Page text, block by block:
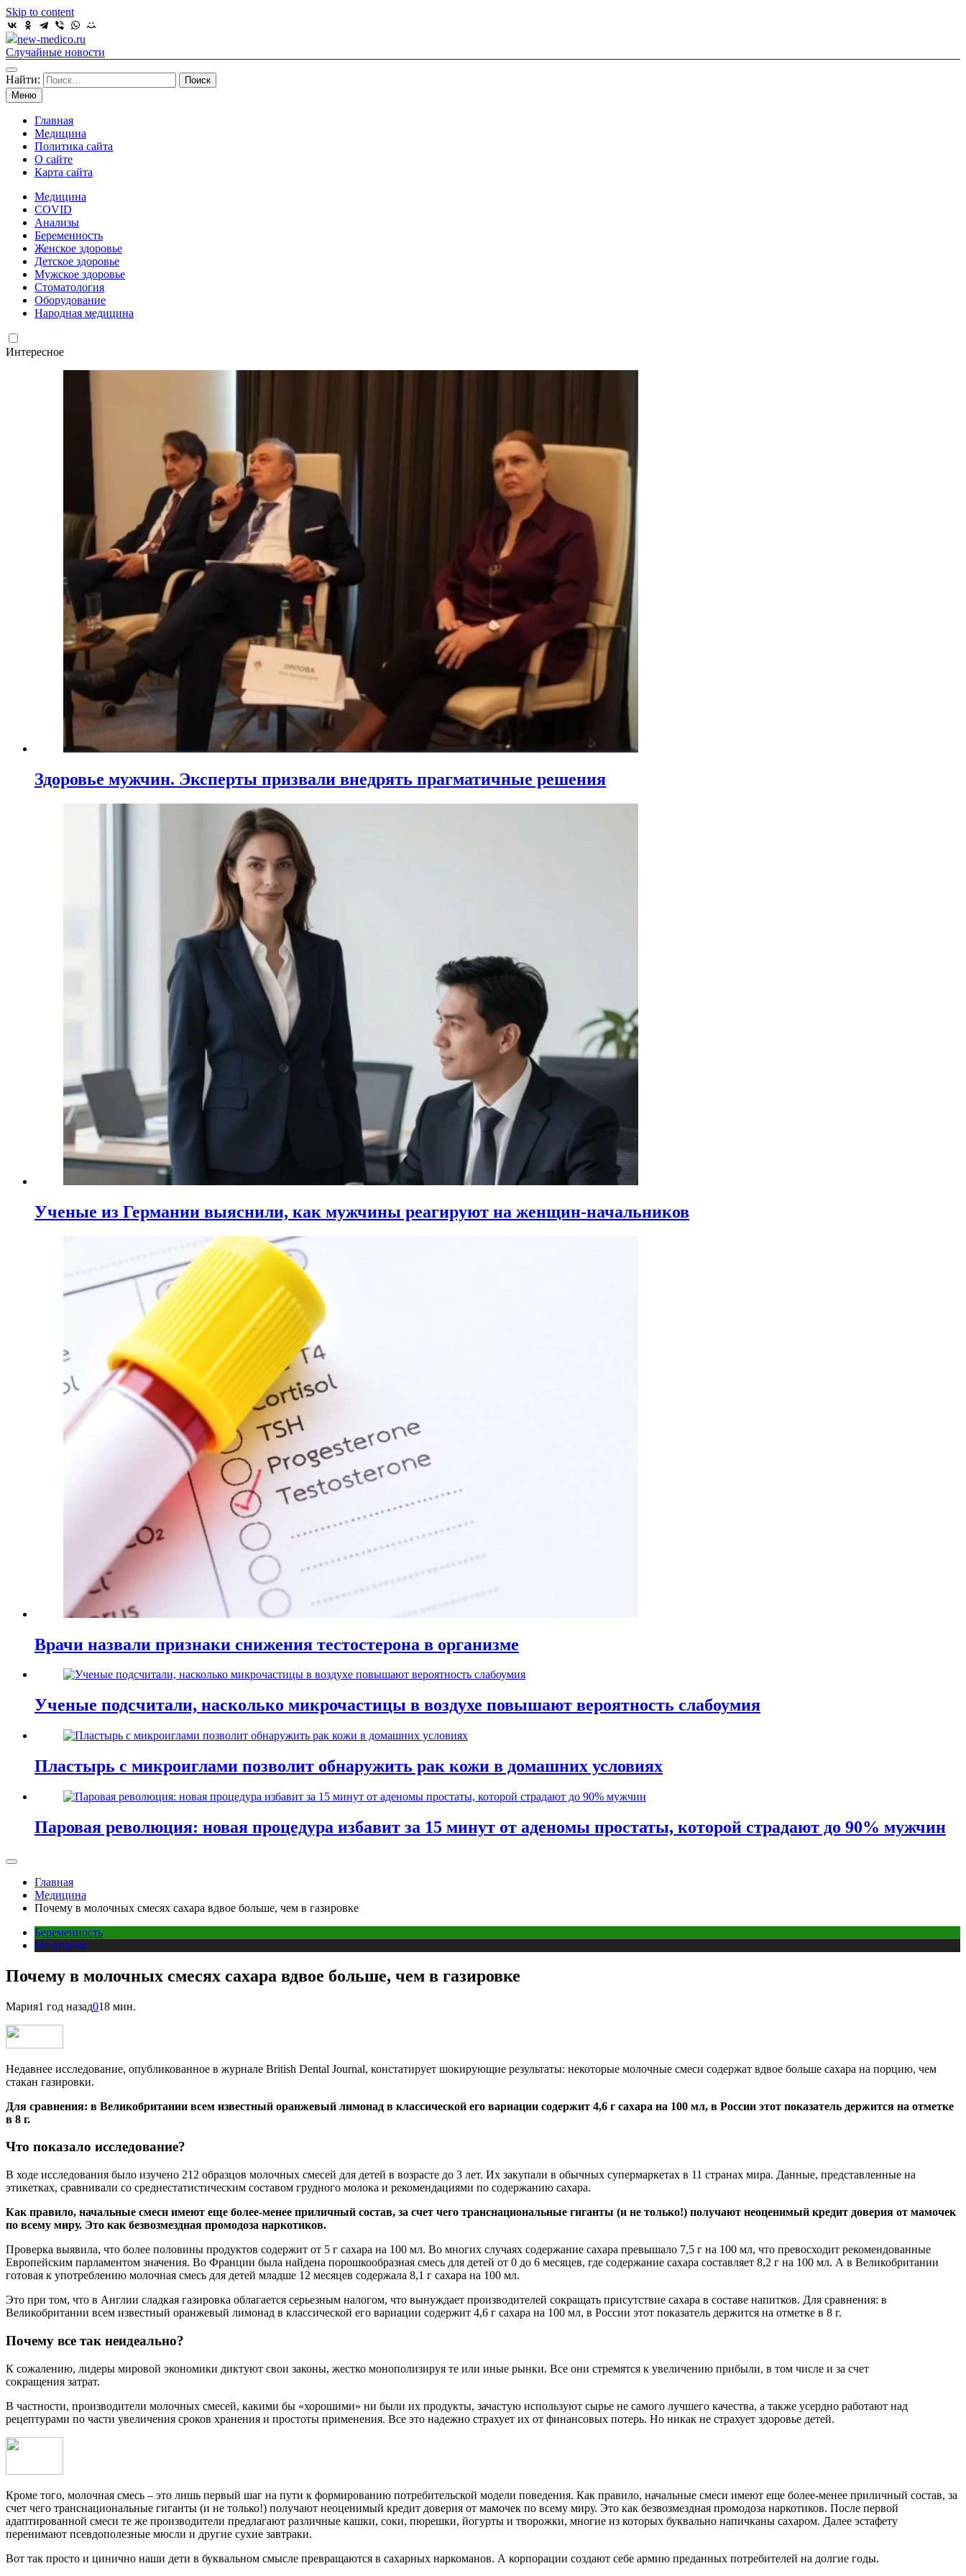
Skip to content
new-medico.ru
Случайные новости
Найти:
Меню
Главная
Медицина
Политика сайта
О сайте
Карта сайта
Медицина
COVID
Анализы
Беременность
Женское здоровье
Детское здоровье
Мужское здоровье
Стоматология
Оборудование
Народная медицина
Интересное
Здоровье мужчин. Эксперты призвали внедрять прагматичные решения
Ученые из Германии выяснили, как мужчины реагируют на женщин-начальников
Врачи назвали признаки снижения тестостерона в организме
Ученые подсчитали, насколько микрочастицы в воздухе повышают вероятность слабоумия
Пластырь с микроиглами позволит обнаружить рак кожи в домашних условиях
Паровая революция: новая процедура избавит за 15 минут от аденомы простаты, которой страдают до 90% мужчин
Главная
Медицина
Почему в молочных смесях сахара вдвое больше, чем в газировке
Беременность
Медицина
Почему в молочных смесях сахара вдвое больше, чем в газировке
Мария1 год назад018 мин.
Недавнее исследование, опубликованное в журнале British Dental Journal, констатирует шокирующие результаты: некоторые молочные смеси содержат вдвое больше сахара на порцию, чем
стакан газировки.
Для сравнения: в Великобритании всем известный оранжевый лимонад в классической его вариации содержит 4,6 г сахара на 100 мл, в России этот показатель держится на отметке
в 8 г.
Что показало исследование?
В ходе исследования было изучено 212 образцов молочных смесей для детей в возрасте до 3 лет. Их закупали в обычных супермаркетах в 11 странах мира. Данные, представленные на
этикетках, сравнивали со среднестатистическим составом грудного молока и рекомендациями по содержанию сахара.
Как правило, начальные смеси имеют еще более-менее приличный состав, за счет чего транснациональные гиганты (и не только!) получают неоценимый кредит доверия от мамочек
по всему миру. Это как безвозмездная промодоза наркотиков.
Проверка выявила, что более половины продуктов содержит от 5 г сахара на 100 мл. Во многих случаях содержание сахара превышало 7,5 г на 100 мл, что превосходит рекомендованные
Европейским парламентом значения. Во Франции была найдена порошкообразная смесь для детей от 0 до 6 месяцев, где содержание сахара составляет 8,2 г на 100 мл. А в Великобритании
готовая к употреблению молочная смесь для детей младше 12 месяцев содержала 8,1 г сахара на 100 мл.
Это при том, что в Англии сладкая газировка облагается серьезным налогом, что вынуждает производителей сокращать присутствие сахара в составе напитков. Для сравнения: в
Великобритании всем известный оранжевый лимонад в классической его вариации содержит 4,6 г сахара на 100 мл, в России этот показатель держится на отметке в 8 г.
Почему все так неидеально?
К сожалению, лидеры мировой экономики диктуют свои законы, жестко монополизируя те или иные рынки. Все они стремятся к увеличению прибыли, в том числе и за счет
сокращения затрат.
В частности, производители молочных смесей, какими бы «хорошими» ни были их продукты, зачастую используют сырье не самого лучшего качества, а также усердно работают над
рецептурами по части увеличения сроков хранения и простоты применения. Все это надежно страхует их от финансовых потерь. Но никак не страхует здоровье детей.
Кроме того, молочная смесь – это лишь первый шаг на пути к формированию потребительской модели поведения. Как правило, начальные смеси имеют еще более-менее приличный состав, за
счет чего транснациональные гиганты (и не только!) получают неоценимый кредит доверия от мамочек по всему миру. Это как безвозмездная промодоза наркотиков. После первой
адаптированной смеси те же производители предлагают различные кашки, соки, пюрешки, йогурты и творожки, многие из которых буквально напичканы сахаром. Далее эстафету
перенимают псевдополезные мюсли и другие сухие завтраки.
Вот так просто и цинично наши дети в буквальном смысле превращаются в сахарных наркоманов. А корпорации создают себе армию преданных потребителей на долгие годы.